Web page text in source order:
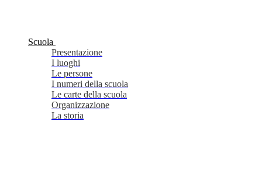
Scuola
Presentazione
I luoghi
Le persone
I numeri della scuola
Le carte della scuola
Organizzazione
La storia